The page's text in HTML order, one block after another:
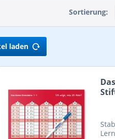
Sortierung:
laden